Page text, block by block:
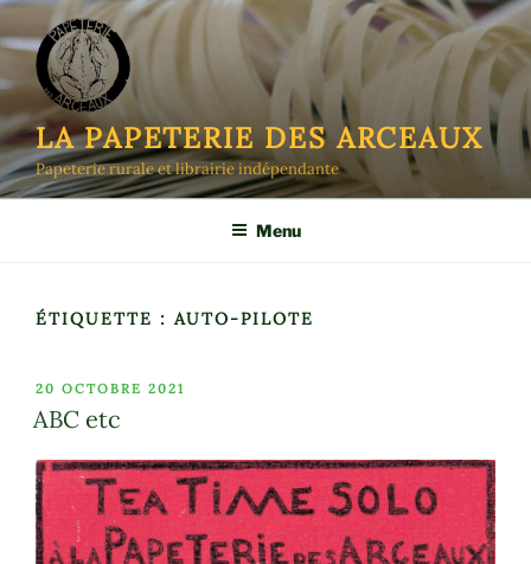
Aller
au
contenu
principal
LA PAPETERIE DES ARCEAUX
Papeterie rurale et librairie indépendante
Menu
ÉTIQUETTE : AUTO-PILOTE
PUBLIÉ
LE
20 OCTOBRE 2021
ABC etc